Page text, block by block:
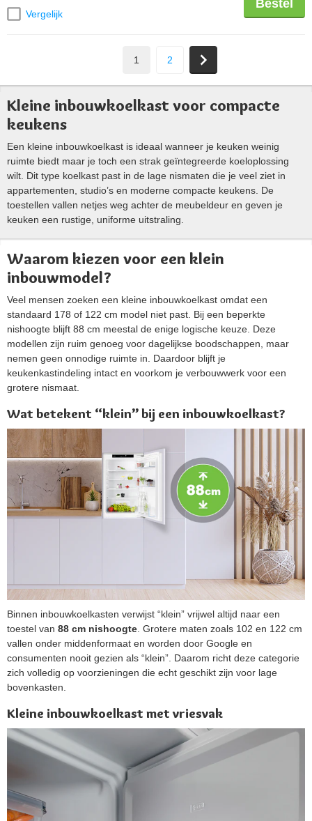
Vergelijk
Bestel
1 2
Kleine inbouwkoelkast voor compacte
keukens
Een kleine inbouwkoelkast is ideaal wanneer je keuken weinig
ruimte biedt maar je toch een strak geïntegreerde koeloplossing
wilt. Dit type koelkast past in de lage nismaten die je veel ziet in
appartementen, studio’s en moderne compacte keukens. De
toestellen vallen netjes weg achter de meubeldeur en geven je
keuken een rustige, uniforme uitstraling.
Waarom kiezen voor een klein
inbouwmodel?
Veel mensen zoeken een kleine inbouwkoelkast omdat een
standaard 178 of 122 cm model niet past. Bij een beperkte
nishoogte blijft 88 cm meestal de enige logische keuze. Deze
modellen zijn ruim genoeg voor dagelijkse boodschappen, maar
nemen geen onnodige ruimte in. Daardoor blijft je
keukenkastindeling intact en voorkom je verbouwwerk voor een
grotere nismaat.
Wat betekent “klein” bij een inbouwkoelkast?
Binnen inbouwkoelkasten verwijst “klein” vrijwel altijd naar een
toestel van 88 cm nishoogte . Grotere maten zoals 102 en 122 cm
vallen onder middenformaat en worden door Google en
consumenten nooit gezien als “klein”. Daarom richt deze categorie
zich volledig op voorzieningen die echt geschikt zijn voor lage
bovenkasten.
Kleine inbouwkoelkast met vriesvak